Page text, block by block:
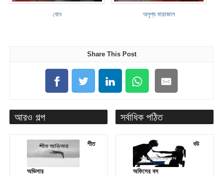
বোন অদৃশ্য মায়াজাল
Share This Post
আরও গল্প
শীত
অভিসার
সর্বাধিক পঠিত
বউ
অফিসের বস